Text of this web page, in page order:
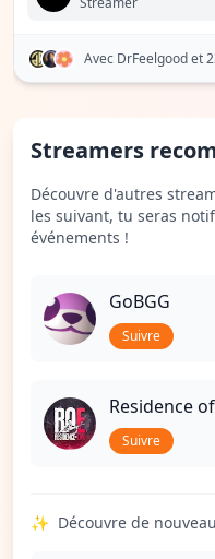
Avec DrFeelgoodet
Streamers
Découvre d'autres
les suivant, tu seras
événements !
GoBGG
Suivre
Residence
Suivre
✨ Découvre de